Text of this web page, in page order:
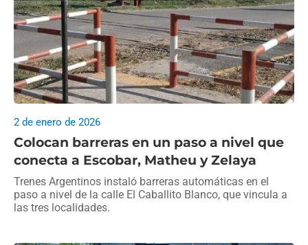
Colocan barreras en un paso a nivel que
conecta a Escobar, Matheu y Zelaya
2 de enero de 2026
Trenes Argentinos instaló barreras automáticas en el
paso a nivel de la calle El Caballito Blanco, que vincula a
las tres localidades.